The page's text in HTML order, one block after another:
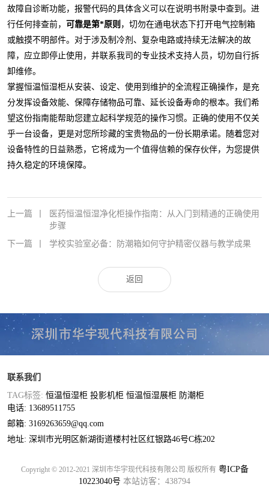
故障自诊断功能，报警代码的具体含义可以在说明书附录中查到。进
行任何排查前，
可靠是第*原则 ，切勿在通电状态下打开电气控制箱
或触摸不明部件。对于涉及制冷剂、复杂电路或持续无法解决的故
障，应立即停止使用，并联系我司的专业技术支持人员，切勿自行拆
卸维修。
掌握恒温恒湿柜从安装、设定、使用到维护的全流程正确操作，是充
分发挥设备效能、保障存储物品可靠、延长设备寿命的根本。我们希
望这份指南能帮助您建立起科学规范的操作习惯。正确的使用不仅关
乎一台设备，更是对您所珍藏的宝贵物品的一份长期承诺。随着您对
设备特性的日益熟悉，它将成为一个值得信赖的保存伙伴，为您提供
持久稳定的环境保障。
上一篇
医药恒温恒湿净化柜操作指南：从入门到精通的正确使用
步骤
下一篇
学校实验室必备：防潮箱如何守护精密仪器与教学成果
返回
联系我们
TAG标签: 恒温恒湿柜 投影机柜 恒温恒湿展柜 防潮柜
电话: 13689511755
邮箱: 3169263659@qq.com
地址: 深圳市光明区新湖街道楼村社区红银路46号C栋202
Copyright © 2012-2021 深圳市华宇现代科技有限公司 版权所有 粤ICP备
10223040号 本站访客：438794